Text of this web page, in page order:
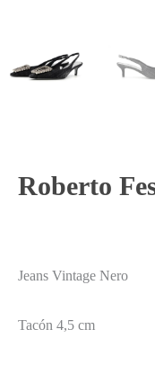
Roberto
Jeans Vintage Nero
Tacón 4,5 cm